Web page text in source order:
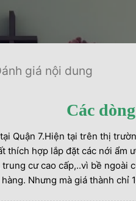
giá nội dung
Các
Quận 7.Hiện tại trên thị
thích hợp lắp đặt các nới ẩm
cư cao cấp,..vì bề ngoài
Nhưng mà giá thành chỉ